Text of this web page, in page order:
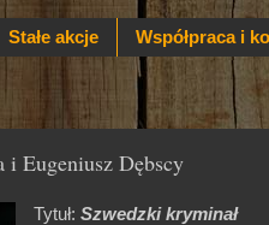
Stałe akcje Współpraca i
i Eugeniusz Dębscy
Tytuł: Szwedzki kryminał